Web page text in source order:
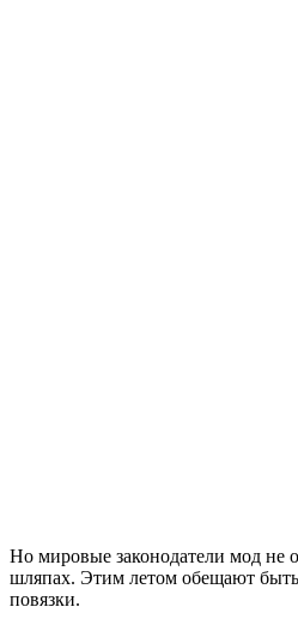
Но мировые законодатели мод не
шляпах. Этим летом обещают
повязки.